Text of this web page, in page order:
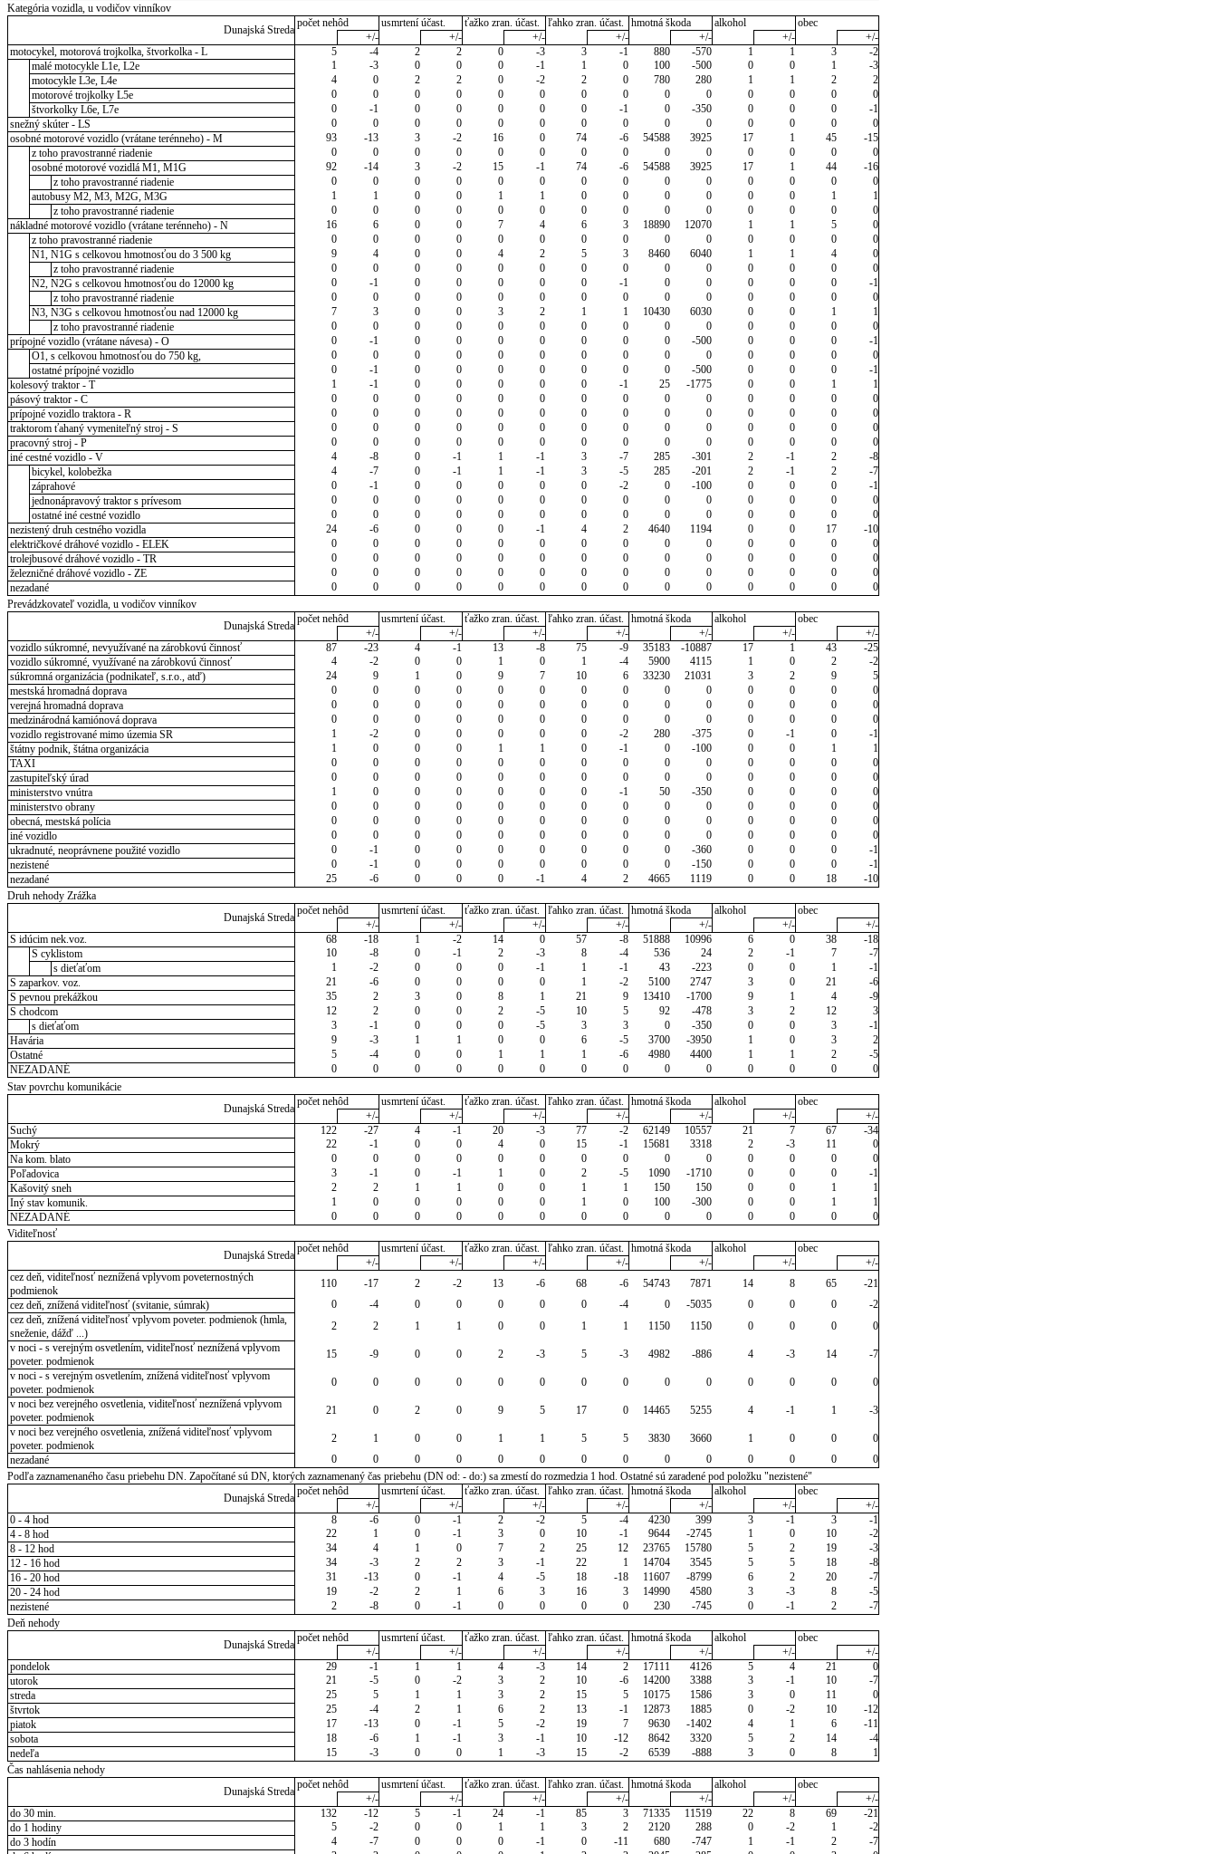
Kategória vozidla, u vodičov vinníkov
Dunajská Streda
počet nehôd usmrtení účast. ťažko zran. účast. ľahko zran. účast. hmotná škoda alkohol
obec
+/-
+/- +/- +/- +/- +/-
+/-
motocykel, motorová trojkolka, štvorkolka - L
5 -4 2 2 0 -3 3 -1 880 -570 1 1 3
-2
malé motocykle L1e, L2e
1 -3 0 0 0 -1 1 0 100 -500 0 0 1
-3
motocykle L3e, L4e
4 0 2 2 0 -2 2 0 780 280 1 1 2
2
motorové trojkolky L5e
0 0 0 0 0 0 0 0 0 0 0 0 0
0
štvorkolky L6e, L7e
0 -1 0 0 0 0 0 -1 0 -350 0 0 0
-1
snežný skúter - LS
0 0 0 0 0 0 0 0 0 0 0 0 0
0
osobné motorové vozidlo (vrátane terénneho) - M
93 -13 3 -2 16 0 74 -6 54588 3925 17 1 45
-15
z toho pravostranné riadenie
0 0 0 0 0 0 0 0 0 0 0 0 0
0
osobné motorové vozidlá M1, M1G
92 -14 3 -2 15 -1 74 -6 54588 3925 17 1 44
-16
z toho pravostranné riadenie
0 0 0 0 0 0 0 0 0 0 0 0 0
0
autobusy M2, M3, M2G, M3G
1 1 0 0 1 1 0 0 0 0 0 0 1
1
z toho pravostranné riadenie
0 0 0 0 0 0 0 0 0 0 0 0 0
0
nákladné motorové vozidlo (vrátane terénneho) - N
16 6 0 0 7 4 6 3 18890 12070 1 1 5
0
z toho pravostranné riadenie
0 0 0 0 0 0 0 0 0 0 0 0 0
0
N1, N1G s celkovou hmotnosťou do 3 500 kg
9 4 0 0 4 2 5 3 8460 6040 1 1 4
0
z toho pravostranné riadenie
0 0 0 0 0 0 0 0 0 0 0 0 0
0
N2, N2G s celkovou hmotnosťou do 12000 kg
0 -1 0 0 0 0 0 -1 0 0 0 0 0
-1
z toho pravostranné riadenie
0 0 0 0 0 0 0 0 0 0 0 0 0
0
N3, N3G s celkovou hmotnosťou nad 12000 kg
7 3 0 0 3 2 1 1 10430 6030 0 0 1
1
z toho pravostranné riadenie
0 0 0 0 0 0 0 0 0 0 0 0 0
0
prípojné vozidlo (vrátane návesa) - O
0 -1 0 0 0 0 0 0 0 -500 0 0 0
-1
O1, s celkovou hmotnosťou do 750 kg,
0 0 0 0 0 0 0 0 0 0 0 0 0
0
ostatné prípojné vozidlo
0 -1 0 0 0 0 0 0 0 -500 0 0 0
-1
kolesový traktor - T
1 -1 0 0 0 0 0 -1 25 -1775 0 0 1
1
pásový traktor - C
0 0 0 0 0 0 0 0 0 0 0 0 0
0
prípojné vozidlo traktora - R
0 0 0 0 0 0 0 0 0 0 0 0 0
0
traktorom ťahaný vymeniteľný stroj - S
0 0 0 0 0 0 0 0 0 0 0 0 0
0
pracovný stroj - P
0 0 0 0 0 0 0 0 0 0 0 0 0
0
iné cestné vozidlo - V
4 -8 0 -1 1 -1 3 -7 285 -301 2 -1 2
-8
bicykel, kolobežka
4 -7 0 -1 1 -1 3 -5 285 -201 2 -1 2
-7
záprahové
0 -1 0 0 0 0 0 -2 0 -100 0 0 0
-1
jednonápravový traktor s prívesom
0 0 0 0 0 0 0 0 0 0 0 0 0
0
ostatné iné cestné vozidlo
0 0 0 0 0 0 0 0 0 0 0 0 0
0
nezistený druh cestného vozidla
24 -6 0 0 0 -1 4 2 4640 1194 0 0 17
-10
električkové dráhové vozidlo - ELEK
0 0 0 0 0 0 0 0 0 0 0 0 0
0
trolejbusové dráhové vozidlo - TR
0 0 0 0 0 0 0 0 0 0 0 0 0
0
železničné dráhové vozidlo - ZE
0 0 0 0 0 0 0 0 0 0 0 0 0
0
nezadané
0 0 0 0 0 0 0 0 0 0 0 0 0
0
Prevádzkovateľ vozidla, u vodičov vinníkov
Dunajská Streda
počet nehôd usmrtení účast. ťažko zran. účast. ľahko zran. účast. hmotná škoda alkohol
obec
+/-
+/- +/- +/- +/- +/-
+/-
vozidlo súkromné, nevyužívané na zárobkovú činnosť
87 -23 4 -1 13 -8 75 -9 35183 -10887 17 1 43
-25
vozidlo súkromné, využívané na zárobkovú činnosť
4 -2 0 0 1 0 1 -4 5900 4115 1 0 2
-2
súkromná organizácia (podnikateľ, s.r.o., atď)
24 9 1 0 9 7 10 6 33230 21031 3 2 9
5
mestská hromadná doprava
0 0 0 0 0 0 0 0 0 0 0 0 0
0
verejná hromadná doprava
0 0 0 0 0 0 0 0 0 0 0 0 0
0
medzinárodná kamiónová doprava
0 0 0 0 0 0 0 0 0 0 0 0 0
0
vozidlo registrované mimo územia SR
1 -2 0 0 0 0 0 -2 280 -375 0 -1 0
-1
štátny podnik, štátna organizácia
1 0 0 0 1 1 0 -1 0 -100 0 0 1
1
TAXI
0 0 0 0 0 0 0 0 0 0 0 0 0
0
zastupiteľský úrad
0 0 0 0 0 0 0 0 0 0 0 0 0
0
ministerstvo vnútra
1 0 0 0 0 0 0 -1 50 -350 0 0 0
0
ministerstvo obrany
0 0 0 0 0 0 0 0 0 0 0 0 0
0
obecná, mestská polícia
0 0 0 0 0 0 0 0 0 0 0 0 0
0
iné vozidlo
0 0 0 0 0 0 0 0 0 0 0 0 0
0
ukradnuté, neoprávnene použité vozidlo
0 -1 0 0 0 0 0 0 0 -360 0 0 0
-1
nezistené
0 -1 0 0 0 0 0 0 0 -150 0 0 0
-1
nezadané
25 -6 0 0 0 -1 4 2 4665 1119 0 0 18
-10
Druh nehody Zrážka
Dunajská Streda
počet nehôd usmrtení účast. ťažko zran. účast. ľahko zran. účast. hmotná škoda alkohol
obec
+/-
+/- +/- +/- +/- +/-
+/-
S idúcim nek.voz.
68 -18 1 -2 14 0 57 -8 51888 10996 6 0 38
-18
S cyklistom
10 -8 0 -1 2 -3 8 -4 536 24 2 -1 7
-7
s dieťaťom
1 -2 0 0 0 -1 1 -1 43 -223 0 0 1
-1
S zaparkov. voz.
21 -6 0 0 0 0 1 -2 5100 2747 3 0 21
-6
S pevnou prekážkou
35 2 3 0 8 1 21 9 13410 -1700 9 1 4
-9
S chodcom
12 2 0 0 2 -5 10 5 92 -478 3 2 12
3
s dieťaťom
3 -1 0 0 0 -5 3 3 0 -350 0 0 3
-1
Havária
9 -3 1 1 0 0 6 -5 3700 -3950 1 0 3
2
Ostatné
5 -4 0 0 1 1 1 -6 4980 4400 1 1 2
-5
NEZADANÉ
0 0 0 0 0 0 0 0 0 0 0 0 0
0
Stav povrchu komunikácie
Dunajská Streda
počet nehôd usmrtení účast. ťažko zran. účast. ľahko zran. účast. hmotná škoda alkohol
obec
+/-
+/- +/- +/- +/- +/-
+/-
Suchý
122 -27 4 -1 20 -3 77 -2 62149 10557 21 7 67
-34
Mokrý
22 -1 0 0 4 0 15 -1 15681 3318 2 -3 11
0
Na kom. blato
0 0 0 0 0 0 0 0 0 0 0 0 0
0
Poľadovica
3 -1 0 -1 1 0 2 -5 1090 -1710 0 0 0
-1
Kašovitý sneh
2 2 1 1 0 0 1 1 150 150 0 0 1
1
Iný stav komunik.
1 0 0 0 0 0 1 0 100 -300 0 0 1
1
NEZADANÉ
0 0 0 0 0 0 0 0 0 0 0 0 0
0
Viditeľnosť
Dunajská Streda
počet nehôd usmrtení účast. ťažko zran. účast. ľahko zran. účast. hmotná škoda alkohol
obec
+/-
+/- +/- +/- +/- +/-
+/-
cez deň, viditeľnosť neznížená vplyvom poveternostných
podmienok
110 -17 2 -2 13 -6 68 -6 54743 7871 14 8 65
-21
cez deň, znížená viditeľnosť (svitanie, súmrak)
0 -4 0 0 0 0 0 -4 0 -5035 0 0 0
-2
cez deň, znížená viditeľnosť vplyvom poveter. podmienok (hmla,
sneženie, dážď ...)
2 2 1 1 0 0 1 1 1150 1150 0 0 0
0
v noci - s verejným osvetlením, viditeľnosť neznížená vplyvom
poveter. podmienok
15 -9 0 0 2 -3 5 -3 4982 -886 4 -3 14
-7
v noci - s verejným osvetlením, znížená viditeľnosť vplyvom
poveter. podmienok
0 0 0 0 0 0 0 0 0 0 0 0 0
0
v noci bez verejného osvetlenia, viditeľnosť neznížená vplyvom
poveter. podmienok
21 0 2 0 9 5 17 0 14465 5255 4 -1 1
-3
v noci bez verejného osvetlenia, znížená viditeľnosť vplyvom
poveter. podmienok
2 1 0 0 1 1 5 5 3830 3660 1 0 0
0
nezadané
0 0 0 0 0 0 0 0 0 0 0 0 0
0
Podľa zaznamenaného času priebehu DN. Započítané sú DN, ktorých zaznamenaný čas priebehu (DN od: - do:) sa zmestí do rozmedzia 1 hod. Ostatné sú zaradené pod položku "nezistené"
Dunajská Streda
počet nehôd usmrtení účast. ťažko zran. účast. ľahko zran. účast. hmotná škoda alkohol
obec
+/-
+/- +/- +/- +/- +/-
+/-
0 - 4 hod
8 -6 0 -1 2 -2 5 -4 4230 399 3 -1 3
-1
4 - 8 hod
22 1 0 -1 3 0 10 -1 9644 -2745 1 0 10
-2
8 - 12 hod
34 4 1 0 7 2 25 12 23765 15780 5 2 19
-3
12 - 16 hod
34 -3 2 2 3 -1 22 1 14704 3545 5 5 18
-8
16 - 20 hod
31 -13 0 -1 4 -5 18 -18 11607 -8799 6 2 20
-7
20 - 24 hod
19 -2 2 1 6 3 16 3 14990 4580 3 -3 8
-5
nezistené
2 -8 0 -1 0 0 0 0 230 -745 0 -1 2
-7
Deň nehody
Dunajská Streda
počet nehôd usmrtení účast. ťažko zran. účast. ľahko zran. účast. hmotná škoda alkohol
obec
+/-
+/- +/- +/- +/- +/-
+/-
pondelok
29 -1 1 1 4 -3 14 2 17111 4126 5 4 21
0
utorok
21 -5 0 -2 3 2 10 -6 14200 3388 3 -1 10
-7
streda
25 5 1 1 3 2 15 5 10175 1586 3 0 11
0
štvrtok
25 -4 2 1 6 2 13 -1 12873 1885 0 -2 10
-12
piatok
17 -13 0 -1 5 -2 19 7 9630 -1402 4 1 6
-11
sobota
18 -6 1 -1 3 -1 10 -12 8642 3320 5 2 14
-4
nedeľa
15 -3 0 0 1 -3 15 -2 6539 -888 3 0 8
1
Čas nahlásenia nehody
Dunajská Streda
počet nehôd usmrtení účast. ťažko zran. účast. ľahko zran. účast. hmotná škoda alkohol
obec
+/-
+/- +/- +/- +/- +/-
+/-
do 30 min.
132 -12 5 -1 24 -1 85 3 71335 11519 22 8 69
-21
do 1 hodiny
5 -2 0 0 1 1 3 2 2120 288 0 -2 1
-2
do 3 hodín
4 -7 0 0 0 -1 0 -11 680 -747 1 -1 2
-7